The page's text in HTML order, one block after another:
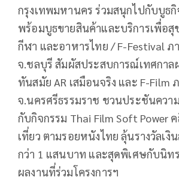
กรุงเทพมหานคร ร่วมสนุกไปกับบูธกิ
พร้อมบูธขายสินค้าและบริการเพื่อ
กีฬา และอาหารไทย / F-Festival ภ
จ.ชลบุรี สัมผัสประสบการณ์เทศกาล
ทันสมัย AR เสมือนจริง และ F-Film
จ.นครศรีธรรมราช ชวนประชันควา
กับกิจกรรม Thai Film Soft Power
เที่ยว ตามรอยหนังไทย ลุ้นรางวัลเงิ
กว่า 1 แสนบาท และสุดพิเศษกับนิท
ผลงานที่ร่วมโครงการฯ